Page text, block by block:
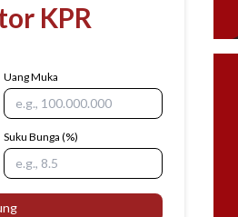
KPR
Uang Muka
Suku Bunga (%)